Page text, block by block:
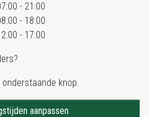
- 21:00
- 18:00
- 17:00
knop.
aanpassen